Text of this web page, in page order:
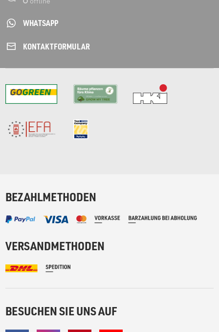
WHATSAPP
KONTAKT­FORMULAR
BEZAHLMETHODEN
VERSANDMETHODEN
BESUCHEN SIE UNS AUF